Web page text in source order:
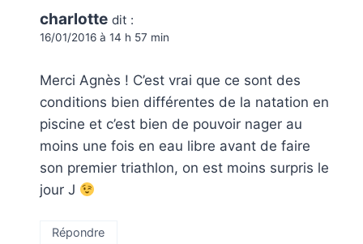
charlotte dit :
16/01/2016 à 14 h 57 min
Merci Agnès ! C’est vrai que ce sont des
conditions bien différentes de la natation en
piscine et c’est bien de pouvoir nager au
moins une fois en eau libre avant de faire
son premier triathlon, on est moins surpris le
jour J
Répondre